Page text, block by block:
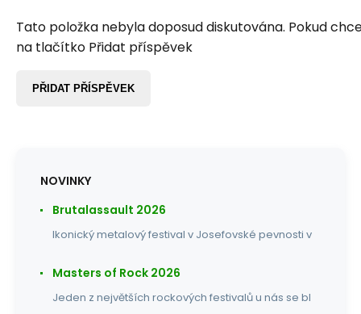
Tato položka nebyla doposud diskutována. Pokud
na tlačítko Přidat příspěvek
PŘIDAT PŘÍSPĚVEK
NOVINKY
Brutalassault 2026
Ikonický metalový festival v Josefovské pevnosti v
Masters of Rock 2026
Jeden z největších rockových festivalů u nás se bl